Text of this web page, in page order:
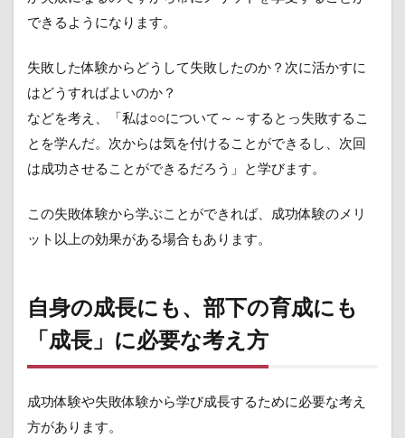
できるようになります。
失敗した体験からどうして失敗したのか？次に活かすに
はどうすればよいのか？
などを考え、「私は○○について～～するとっ失敗するこ
とを学んだ。次からは気を付けることができるし、次回
は成功させることができるだろう」と学びます。
この失敗体験から学ぶことができれば、成功体験のメリ
ット以上の効果がある場合もあります。
自身の成長にも、部下の育成にも
「成長」に必要な考え方
成功体験や失敗体験から学び成長するために必要な考え
方があります。